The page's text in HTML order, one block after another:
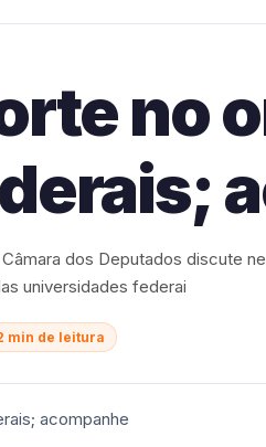
no
dos Deputados discute
universidades federai
min de leitura